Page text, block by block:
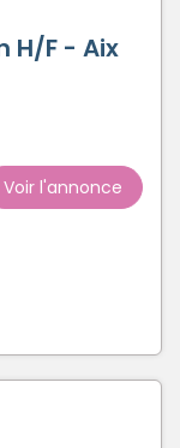
H/F - Aix
Voir l'annonce